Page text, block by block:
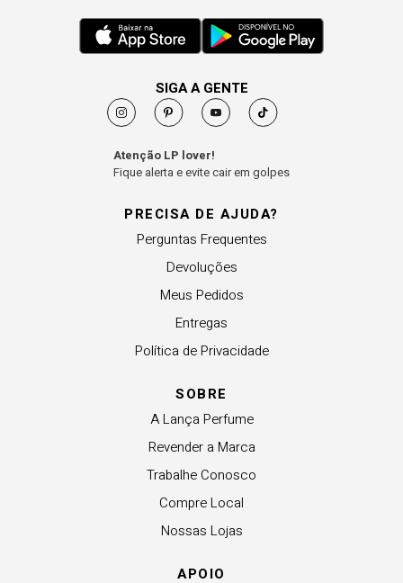
PRECISA DE AJUDA?
Perguntas Frequentes
Devoluções
Meus Pedidos
Entregas
Política de Privacidade
SOBRE
A Lança Perfume
Revender a Marca
Trabalhe Conosco
Compre Local
Nossas Lojas
APOIO
SIGA A GENTE
Atenção LP lover!
Fique alerta e evite cair em golpes